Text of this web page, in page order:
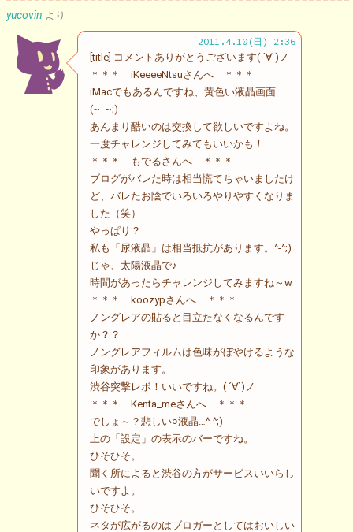
yucovin より
2011.4.10(日) 2:36
[title] コメントありがとうございます( ´∀`)ノ
＊＊＊ iKeeeeNtsuさんへ ＊＊＊
iMacでもあるんですね、黄色い液晶画面…
(~_~;)
あんまり酷いのは交換して欲しいですよね。
一度チャレンジしてみてもいいかも！
＊＊＊ もでるさんへ ＊＊＊
ブログがバレた時は相当慌てちゃいましたけ
ど、バレたお陰でいろいろやりやすくなりま
した（笑）
やっぱり？
私も「尿液晶」は相当抵抗があります。^-^;)
じゃ、太陽液晶で♪
時間があったらチャレンジしてみますね～w
＊＊＊ koozypさんへ ＊＊＊
ノングレアの貼ると目立たなくなるんです
か？？
ノングレアフィルムは色味がぼやけるような
印象があります。
渋谷突撃レボ！いいですね。( ´∀`)ノ
＊＊＊ Kenta_meさんへ ＊＊＊
でしょ～？悲しい○液晶…^-^;)
上の「設定」の表示のバーですね。
ひそひそ。
聞く所によると渋谷の方がサービスいいらし
いですよ。
ひそひそ。
ネタが広がるのはブロガーとしてはおいしい